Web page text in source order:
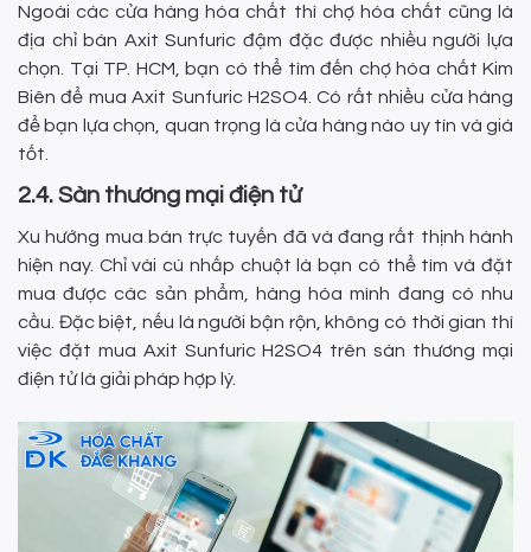
Ngoài các cửa hàng hóa chất thì chợ hóa chất cũng là
địa chỉ bán Axit Sunfuric đậm đặc được nhiều người lựa
chọn. Tại TP. HCM, bạn có thể tìm đến chợ hóa chất Kim
Biên để mua Axit Sunfuric H2SO4. Có rất nhiều cửa hàng
để bạn lựa chọn, quan trọng là cửa hàng nào uy tín và giá
tốt.
2.4. Sàn thương mại điện tử
Xu hướng mua bán trực tuyến đã và đang rất thịnh hành
hiện nay. Chỉ vài cú nhấp chuột là bạn có thể tìm và đặt
mua được các sản phẩm, hàng hóa mình đang có nhu
cầu. Đặc biệt, nếu là người bận rộn, không có thời gian thì
việc đặt mua Axit Sunfuric H2SO4 trên sàn thương mại
điện tử là giải pháp hợp lý.